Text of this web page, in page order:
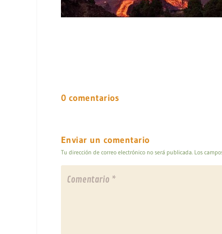
0 comentarios
Enviar un comentario
Tu dirección de correo electrónico no será publicada. Los